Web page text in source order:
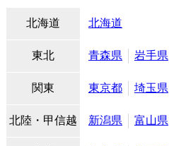
北海道 北海道
東北 青森県 岩手県
関東 東京都 埼玉県
北陸・甲信越 新潟県 富山県